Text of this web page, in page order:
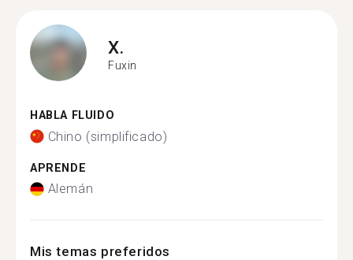
X.
Fuxin
HABLA FLUIDO
Chino (simplificado)
APRENDE
Alemán
Mis temas preferidos